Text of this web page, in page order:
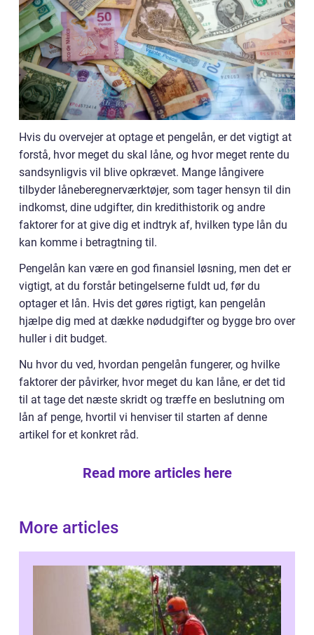
Hvis du overvejer at optage et pengelån, er det vigtigt at
forstå, hvor meget du skal låne, og hvor meget rente du
sandsynligvis vil blive opkrævet. Mange långivere
tilbyder låneberegnerværktøjer, som tager hensyn til din
indkomst, dine udgifter, din kredithistorik og andre
faktorer for at give dig et indtryk af, hvilken type lån du
kan komme i betragtning til.
Pengelån kan være en god finansiel løsning, men det er
vigtigt, at du forstår betingelserne fuldt ud, før du
optager et lån. Hvis det gøres rigtigt, kan pengelån
hjælpe dig med at dække nødudgifter og bygge bro over
huller i dit budget.
Nu hvor du ved, hvordan pengelån fungerer, og hvilke
faktorer der påvirker, hvor meget du kan låne, er det tid
til at tage det næste skridt og træffe en beslutning om
lån af penge, hvortil vi henviser til starten af denne
artikel for et konkret råd.
Read more articles here
More articles